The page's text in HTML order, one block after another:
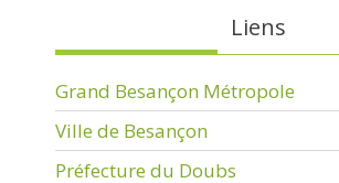
Liens
Grand Besançon Métropole
Ville de Besançon
Préfecture du Doubs